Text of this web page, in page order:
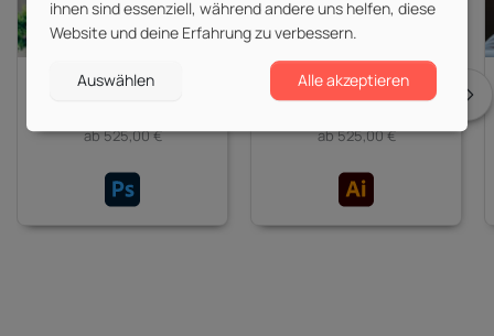
Adobe Photoshop
ab 525,00 €
Adobe Illustrator
ab 525,00 €
ihnen sind essenziell, während andere uns helfen, diese
Website und deine Erfahrung zu verbessern.
Auswählen Alle akzeptieren